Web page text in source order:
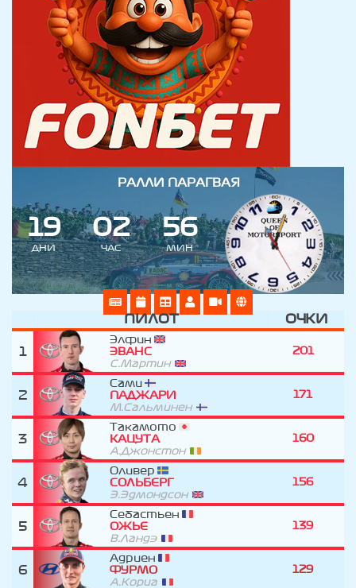
РАЛЛИ ПАРАГВАЯ
19
ДНИ
02
ЧАС
56
МИН
ПИЛОТ ОЧКИ
1
Элфин
ЭВАНС
С.Мартин
201
2
Сами
ПАДЖАРИ
М.Сальминен
171
3
Такамото
КАЦУТА
А.Джонстон
160
4
Оливер
СОЛЬБЕРГ
Э.Эдмондсон
156
5
Себастьен
ОЖЬЕ
В.Ландэ
139
6
Адриен
ФУРМО
А.Кориа
129